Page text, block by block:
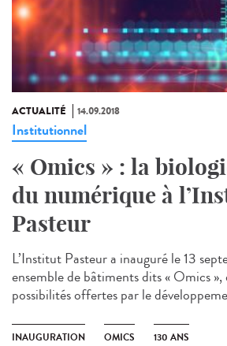
ACTUALITÉ 14.09.2018
Institutionnel
« Omics » : la
du numérique à
Pasteur
L’Institut Pasteur a inauguré le 13
ensemble de bâtiments dits « Omics
possibilités offertes par le
INAUGURATION OMICS 130 ANS